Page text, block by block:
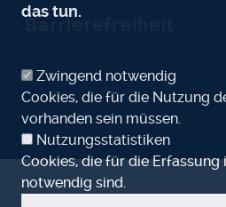
das tun.
Zwingend notwendig
Cookies, die für die Nutzung
vorhanden sein müssen.
Nutzungsstatistiken
Cookies, die für die
notwendig sind.